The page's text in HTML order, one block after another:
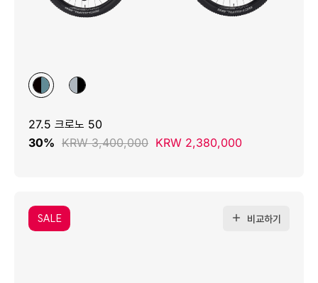
27.5 크로노 50
30% KRW 3,400,000 KRW 2,380,000
SALE 비교하기